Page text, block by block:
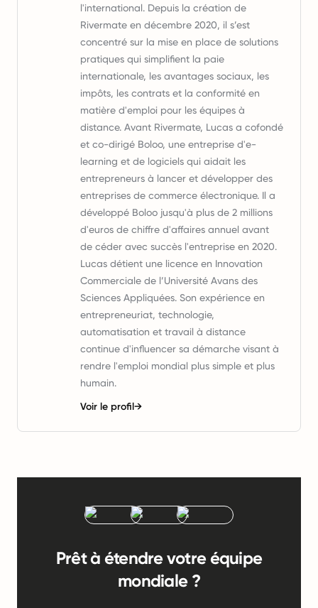
l'international. Depuis la création de
Rivermate en décembre 2020, il s’est
concentré sur la mise en place de solutions
pratiques qui simplifient la paie
internationale, les avantages sociaux, les
impôts, les contrats et la conformité en
matière d'emploi pour les équipes à
distance. Avant Rivermate, Lucas a cofondé
et co-dirigé Boloo, une entreprise d'e-
learning et de logiciels qui aidait les
entrepreneurs à lancer et développer des
entreprises de commerce électronique. Il a
développé Boloo jusqu'à plus de 2 millions
d'euros de chiffre d'affaires annuel avant
de céder avec succès l'entreprise en 2020.
Lucas détient une licence en Innovation
Commerciale de l’Université Avans des
Sciences Appliquées. Son expérience en
entrepreneuriat, technologie,
automatisation et travail à distance
continue d'influencer sa démarche visant à
rendre l'emploi mondial plus simple et plus
humain.
Voir le profil→
Prêt à étendre votre équipe
mondiale ?